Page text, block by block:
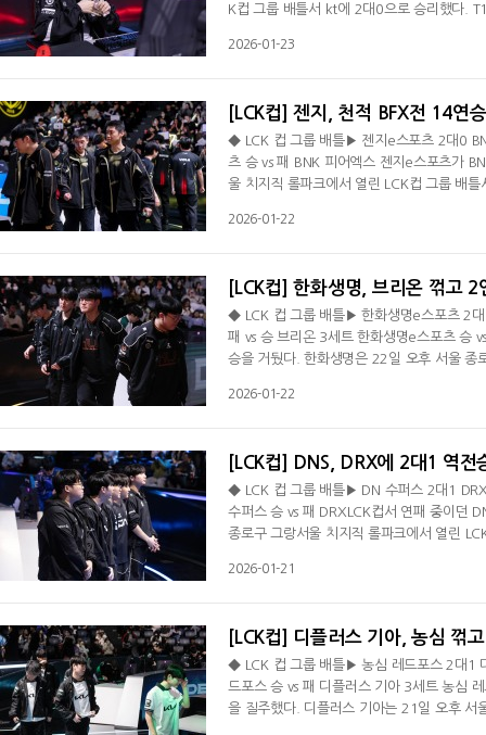
K컵 그룹 배틀서 kt에 2대0으로 승리했다.
은 25분 바텀 전투서 '케리아' 류민석의 리
2026-01-23
[LCK컵] 젠지, 천적 BFX전 14연
◆ LCK 컵 그룹 배틀▶ 젠지e스포츠 2대0
츠 승 vs 패 BNK 피어엑스 젠지e스포츠가
울 치지직 롤파크에서 열린 LCK컵 그룹 배
드 이후 한 번도 패하지 않았다. 젠지가 기
2026-01-22
[LCK컵] 한화생명, 브리온 꺾고 2
◆ LCK 컵 그룹 배틀▶ 한화생명e스포츠 2대
패 vs 승 브리온 3세트 한화생명e스포츠 승
승을 거뒀다. 한화생명은 22일 오후 서울 종
기선을 제압했다. 1세트 22분 미드 전투서 3
2026-01-22
[LCK컵] DNS, DRX에 2대1 역전
◆ LCK 컵 그룹 배틀▶ DN 수퍼스 2대1
수퍼스 승 vs 패 DRXLCK컵서 연패 중이던
종로구 그랑서울 치지직 롤파크에서 열린
격차를 벌려 나갔다. 24분 탑 정글서 '유칼'
2026-01-21
[LCK컵] 디플러스 기아, 농심 꺾
◆ LCK 컵 그룹 배틀▶ 농심 레드포스 2대1
드포스 승 vs 패 디플러스 기아 3세트 농심
을 질주했다. 디플러스 기아는 21일 오후 서